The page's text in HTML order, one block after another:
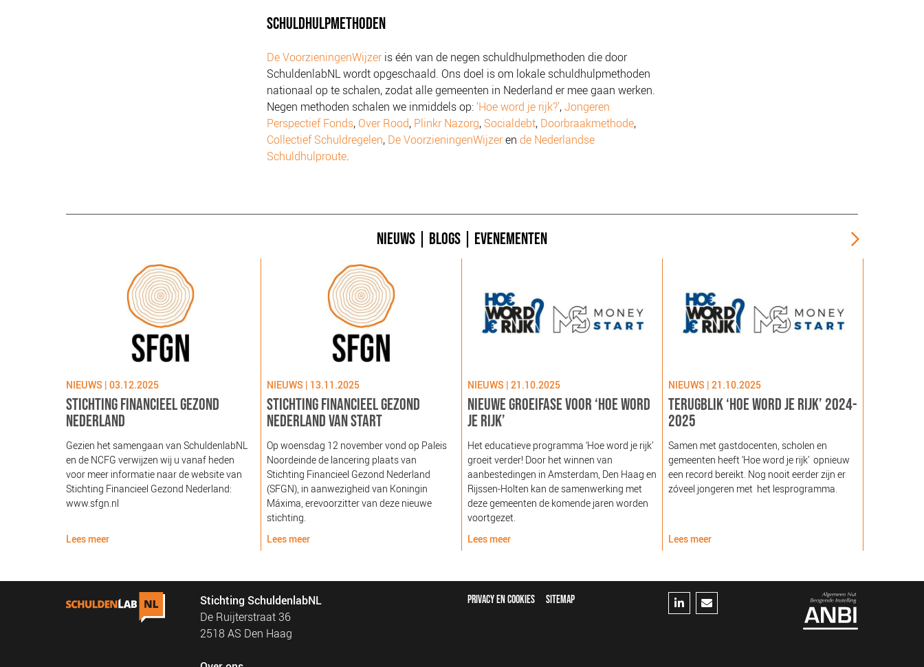
SCHULDHULPMETHODEN
De VoorzieningenWijzeris één van de negen schuldhulpmethoden die door
SchuldenlabNL wordt opgeschaald. Ons doel is om lokale schuldhulpmethoden
nationaal op te schalen, zodat alle gemeenten in Nederland er mee gaan werken.
Negen methoden schalen we inmiddels op:‘Hoe word je rijk?’,Jongeren
Perspectief Fonds, Over Rood, Plinkr Nazorg, Socialdebt, Doorbraakmethode,
Collectief Schuldregelen, De VoorzieningenWijzeren de Nederlandse
Schuldhulproute.
NIEUWS BLOGS EVENEMENTEN
NIEUWS | 03.12.2025
STICHTING FINANCIEEL GEZOND
NEDERLAND
Gezien het samengaan van SchuldenlabNL
en de NCFG verwijzen wij u vanaf heden
voor meer informatie naar de website van
Stichting Financieel Gezond Nederland:
www.sfgn.nl
Lees meer
NIEUWS | 13.11.2025
STICHTING FINANCIEEL GEZOND
NEDERLAND VAN START
Op woensdag 12 november vond op Paleis
Noordeinde de lancering plaats van
Stichting Financieel Gezond Nederland
(SFGN), in aanwezigheid van Koningin
Máxima, erevoorzitter van deze nieuwe
stichting.
Lees meer
NIEUWS | 21.10.2025
NIEUWE GROEIFASE VOOR ‘HOE WORD
JE RIJK’
Het educatieve programma ‘Hoe word je rijk’
groeit verder! Door het winnen van
aanbestedingen in Amsterdam, Den Haag en
Rijssen-Holten kan de samenwerking met
deze gemeenten de komende jaren worden
voortgezet.
Lees meer
NIEUWS | 21.10.2025
TERUGBLIK ‘HOE WORD JE RIJK’ 2024-
2025
Samen met gastdocenten, scholen en
gemeenten heeft ‘Hoe word je rijk’ opnieuw
een record bereikt. Nog nooit eerder zijn er
zóveel jongeren met het lesprogramma.
Lees meer
Stichting SchuldenlabNL
De Ruijterstraat 36
2518 AS Den Haag
FOOTER
PRIVACY EN COOKIES SITEMAP